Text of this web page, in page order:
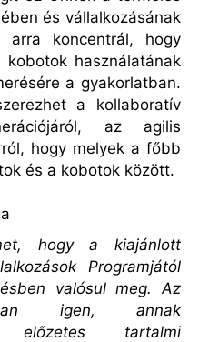
és vállalkozásának
arra koncentrál, hogy
használatának
a gyakorlatban.
a kollaboratív
az agilis
hogy melyek a főbb
és a kobotok között.
hogy a kiajánlott
Programjától
valósul meg. Az
igen, annak
előzetes tartalmi